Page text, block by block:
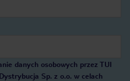
danych osobowych przez TUI
Sp. z o.o. w celach